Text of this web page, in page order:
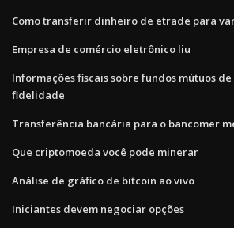
Como transferir dinheiro de etrade para
Empresa de comércio eletrônico liu
Informações fiscais sobre fundos mútuos
fidelidade
Transferência bancária para o bancomer
Que criptomoeda você pode minerar
Análise de gráfico de bitcoin ao vivo
Iniciantes devem negociar opções